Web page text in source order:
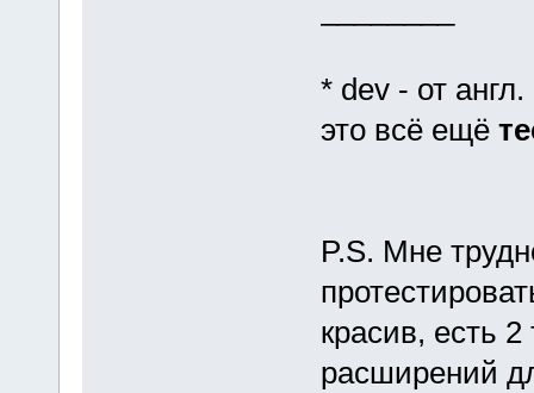
* dev - от
это всё ещё
P.S. Мне
красив, есть
расширений